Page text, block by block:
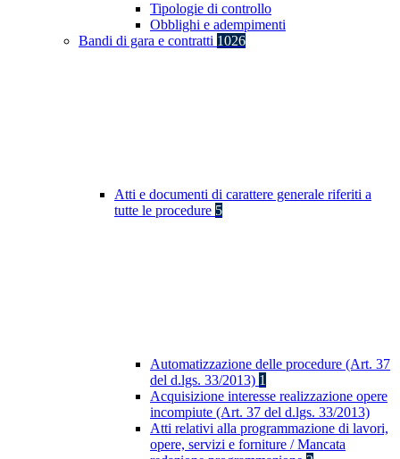
Tipologie di controllo
Obblighi e adempimenti
Bandi di gara e contratti 1026
Atti e documenti di carattere generale riferiti a
tutte le procedure 5
Automatizzazione delle procedure (Art. 37
del d.lgs. 33/2013) 1
Acquisizione interesse realizzazione opere
incompiute (Art. 37 del d.lgs. 33/2013)
Atti relativi alla programmazione di lavori,
opere, servizi e forniture / Mancata